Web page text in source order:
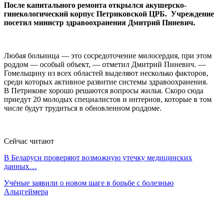
После капитального ремонта открылся акушерско-
гинекологический корпус Петриковской ЦРБ. Учреждение
посетил министр здравоохранения Дмитрий Пиневич.
Любая больница — это сосредоточение милосердия, при этом
роддом — особый объект, — отметил Дмитрий Пиневич. —
Гомельщину из всех областей выделяют несколько факторов,
среди которых активное развитие системы здравоохранения.
В Петрикове хорошо решаются вопросы жилья. Скоро сюда
приедут 20 молодых специалистов и интернов, которые в том
числе будут трудиться в обновленном роддоме.
Сейчас читают
В Беларуси проверяют возможную утечку медицинских
данных…
Учёные заявили о новом шаге в борьбе с болезнью
Альцгеймера